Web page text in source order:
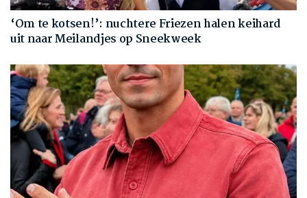
‘Om te kotsen!’: nuchtere Friezen halen keihard
uit naar Meilandjes op Sneekweek